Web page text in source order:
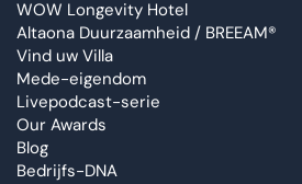
WOW Longevity Hotel
Altaona Duurzaamheid / BREEAM®
Vind uw Villa
Mede-eigendom
Livepodcast-serie
Our Awards
Blog
Bedrijfs-DNA